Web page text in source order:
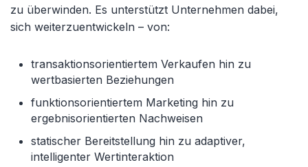
zu überwinden. Es unterstützt Unternehmen dabei,
sich weiterzuentwickeln – von:
transaktionsorientiertem Verkaufen hin zu
wertbasierten Beziehungen
funktionsorientiertem Marketing hin zu
ergebnisorientierten Nachweisen
statischer Bereitstellung hin zu adaptiver,
intelligenter Wertinteraktion